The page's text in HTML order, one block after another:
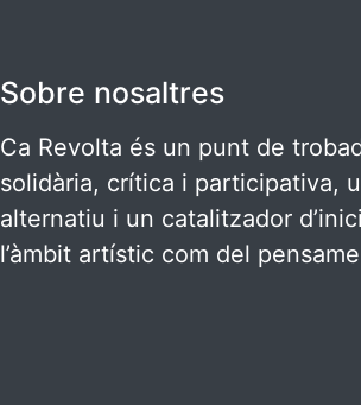
Sobre nosaltres
Ca Revolta és un punt de
solidària, crítica i participativa,
alternatiu i un catalitzador
l’àmbit artístic com del